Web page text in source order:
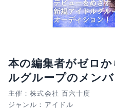
本の編集者がゼロ
ルグループのメン
主催：株式会社 百六十度
ジャンル： アイドル